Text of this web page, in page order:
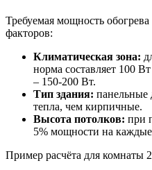
Требуемая мощность обогрева
факторов:
Климатическая зона:
норма составляет 100
– 150-200 Вт.
Тип здания: панельные
тепла, чем кирпичные.
Высота потолков: при
5% мощности на
Пример расчёта для комнаты